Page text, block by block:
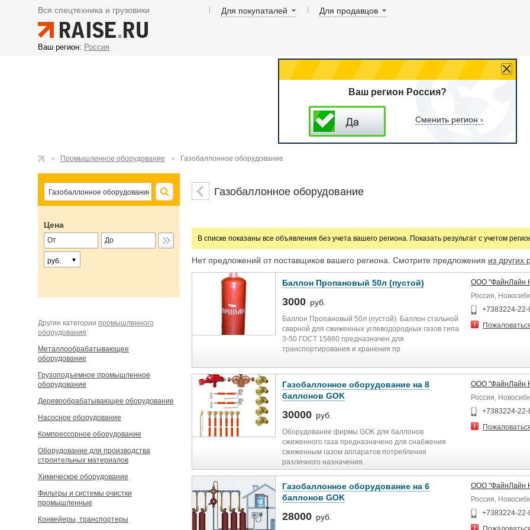
Вся спецтехника и грузовики Для покупаталей Для продавцов
Ваш регион: Россия
Ваш регион Россия?
Сменить регион ›
Промышленное оборудование Газобаллонное оборудование
Цена
руб.
Другие категории промышленного
оборудования:
Металлообрабатывающее
оборудование
Грузоподъемное промышленное
оборудование
Деревообрабатывающее оборудование
Насосное оборудование
Компрессорное оборудование
Оборудование для производства
строительных материалов
Химическое оборудование
Фильтры и системы очистки
промышленные
Конвейеры, транспортеры
Газобаллонное оборудование
В списке показаны все объявления без учета вашего региона. Показать результат с учетом
Нет предложений от поставщиков вашего региона. Смотрите предложения из других
Баллон Пропановый 50л (пустой)
3000 руб.
Баллон Пропановый 50л (пустой). Баллон стальной
сварной для сжиженных углеводородных газов типа
3-50 ГОСТ 15860 предназначен для
транспортирования и хранения пр
хранения пропана.
масса пустого баллона, кг 22
давление газа в баллоне (max), МРа 1,6
Габаритные размеры: диаметр, мм 299, высота, мм
960
Толщина стенок: 3 мм
Страна производитель Россия
ООО "ФайнЛайн
Россия,
+7383224-22-
Газобаллонное оборудование на 8
баллонов GOK
30000 руб.
Оборудование фирмы GOK для баллонов
сжиженного газа предназначено для снабжения
сжиженным газом аппаратов потребления
различного назначения.
Отопление от газовых баллонов, это возможность
автономной газификации Вашего жилья. Немецкая
компания GOK создала газо-баллонное
оборудование для котельной техники. Преимущество
установки GOK заключается в том что она позволяет
обеспечить бесперебойную подачу газа на
ООО "ФайнЛайн
Россия,
+7383224-22-
Газобаллонное оборудование на 6
баллонов GOK
28000 руб.
ООО "ФайнЛайн
Россия,
+7383224-22-